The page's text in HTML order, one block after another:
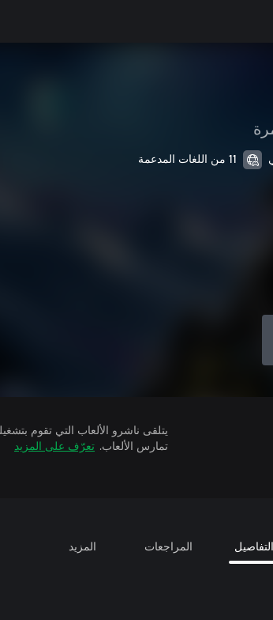
11 من اللغات المدعمة
تمارس الألعاب. تعرّف على المزيد
التفاصيل المراجعات المزيد